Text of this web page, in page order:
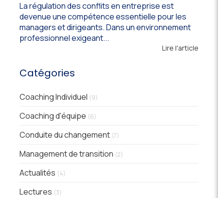
La régulation des conflits en entreprise est
devenue une compétence essentielle pour les
managers et dirigeants. Dans un environnement
professionnel exigeant...
Lire l'article
Catégories
Coaching Individuel (9)
Coaching d'équipe (6)
Conduite du changement (7)
Management de transition (2)
Actualités (4)
Lectures (3)